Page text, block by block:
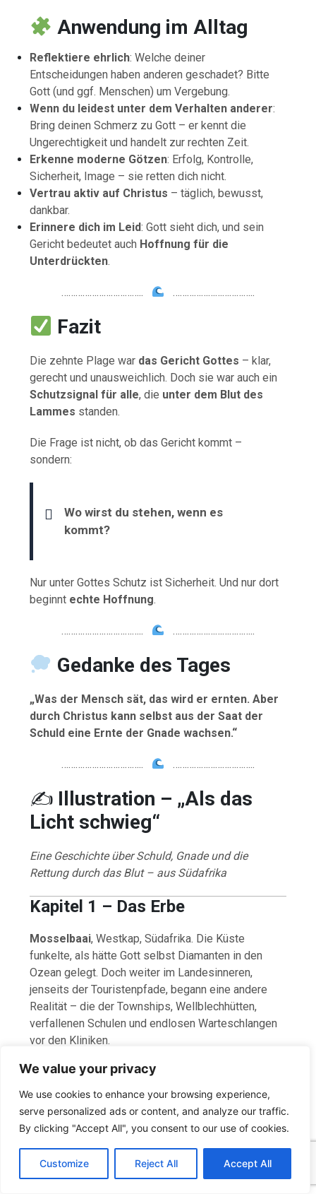
We value your privacy
We use cookies to enhance your browsing experience,
serve personalized ads or content, and analyze our traffic.
By clicking "Accept All", you consent to our use of cookies.
Customize Reject All Accept All
Anwendung im Alltag
Reflektiere ehrlich: Welche deiner
Entscheidungen haben anderen geschadet? Bitte
Gott (und ggf. Menschen) um Vergebung.
Wenn du leidest unter dem Verhalten anderer:
Bring deinen Schmerz zu Gott – er kennt die
Ungerechtigkeit und handelt zur rechten Zeit.
Erkenne moderne Götzen: Erfolg, Kontrolle,
Sicherheit, Image – sie retten dich nicht.
Vertrau aktiv auf Christus – täglich, bewusst,
dankbar.
Erinnere dich im Leid: Gott sieht dich, und sein
Gericht bedeutet auch Hoffnung für die
Unterdrückten.
…………………………….. ……………………………..
Fazit
Die zehnte Plage war das Gericht Gottes – klar,
gerecht und unausweichlich. Doch sie war auch ein
Schutzsignal für alle, die unter dem Blut des
Lammes standen.
Die Frage ist nicht, ob das Gericht kommt –
sondern:
Wo wirst du stehen, wenn es
kommt?
Nur unter Gottes Schutz ist Sicherheit. Und nur dort
beginnt echte Hoffnung.
…………………………….. ……………………………..
Gedanke des Tages
„Was der Mensch sät, das wird er ernten. Aber
durch Christus kann selbst aus der Saat der
Schuld eine Ernte der Gnade wachsen.“
…………………………….. ……………………………..
✍️ Illustration – „Als das
Licht schwieg“
Eine Geschichte über Schuld, Gnade und die
Rettung durch das Blut – aus Südafrika
Kapitel 1 – Das Erbe
Mosselbaai, Westkap, Südafrika. Die Küste
funkelte, als hätte Gott selbst Diamanten in den
Ozean gelegt. Doch weiter im Landesinneren,
jenseits der Touristenpfade, begann eine andere
Realität – die der Townships, Wellblechhütten,
verfallenen Schulen und endlosen Warteschlangen
vor den Kliniken.
Dumisani Mahlangu, 48 Jahre alt, war der
mächtigste Mann der Provinz.
KuhleChem
, einem Konzern, der
Pestizide, Gentechnik und billige Agrarprodukte
heute genau das vor, was sein Vater einst bekämpft
y
c
e
n
t
t
m
b
d
d
l
e
i
t
e
e